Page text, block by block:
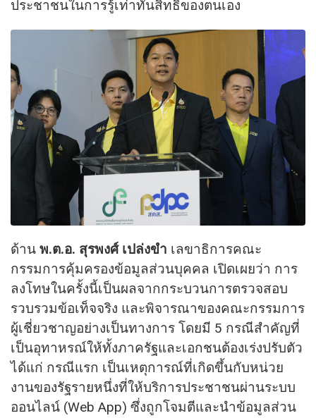
ประชาชนในการรู้เท่าทันสิทธิของตนเอง
ด้าน พ.ต.อ. สุรพงศ์ เปล่งขำ เลขาธิการคณะ
กรรมการคุ้มครองข้อมูลส่วนบุคคล เปิดเผยว่า การ
ลงโทษในครั้งนี้เป็นผลจากกระบวนการตรวจสอบ
รวบรวมข้อเท็จจริง และพิจารณาของคณะกรรมการ
ผู้เชี่ยวชาญอย่างเป็นทางการ โดยมี 5 กรณีสำคัญที่
เป็นอุทาหรณ์ให้ทั้งภาครัฐและเอกชนต้องเร่งปรับตัว
ได้แก่ กรณีแรก เป็นเหตุการณ์ที่เกิดขึ้นกับหน่วย
งานของรัฐรายหนึ่งที่ให้บริการประชาชนผ่านระบบ
ออนไลน์ (Web App) ซึ่งถูกโจมตีและนำข้อมูลส่วน